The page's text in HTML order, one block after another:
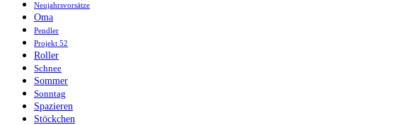
Neujahrsvorsätze
Oma
Pendler
Projekt 52
Roller
Schnee
Sommer
Sonntag
Spazieren
Stöckchen